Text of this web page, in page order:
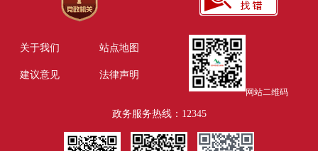
关于我们 站点地图
建议意见 法律声明
网站二维码
政务服务热线：12345